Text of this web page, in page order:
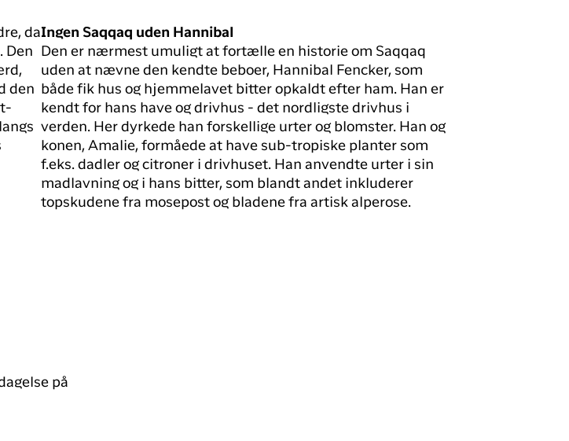
da
Den
den
Ingen Saqqaq uden Hannibal
Den er nærmest umuligt at fortælle en historie om Saqqaq
uden at nævne den kendte beboer, Hannibal Fencker, som
både fik hus og hjemmelavet bitter opkaldt efter ham. Han er
kendt for hans have og drivhus - det nordligste drivhus i
verden. Her dyrkede han forskellige urter og blomster. Han og
konen, Amalie, formåede at have sub-tropiske planter som
f.eks. dadler og citroner i drivhuset. Han anvendte urter i sin
madlavning og i hans bitter, som blandt andet inkluderer
topskudene fra mosepost og bladene fra artisk alperose.
på